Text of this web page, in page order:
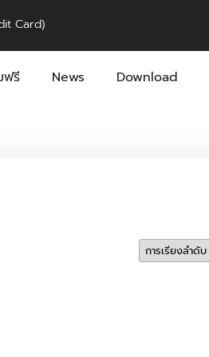
Card)
ฟรี News Download